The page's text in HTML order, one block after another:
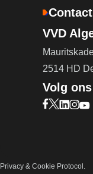
Contact
VVD
2514 HD
Volg
Bezoek
Bezoek
Privacy & Cookie Protocol.